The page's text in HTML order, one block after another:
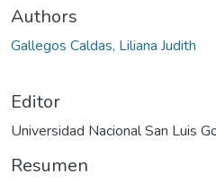
Authors
Gallegos Caldas, Liliana Judith
Editor
Universidad Nacional San Luis
Resumen